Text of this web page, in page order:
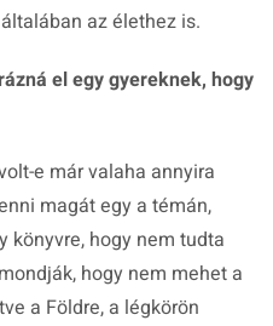
az élethez is.
el egy gyereknek, hogy
e már valaha annyira
magát egy a témán,
könyvre, hogy nem tudta
hogy nem mehet a
a Földre, a légkörön